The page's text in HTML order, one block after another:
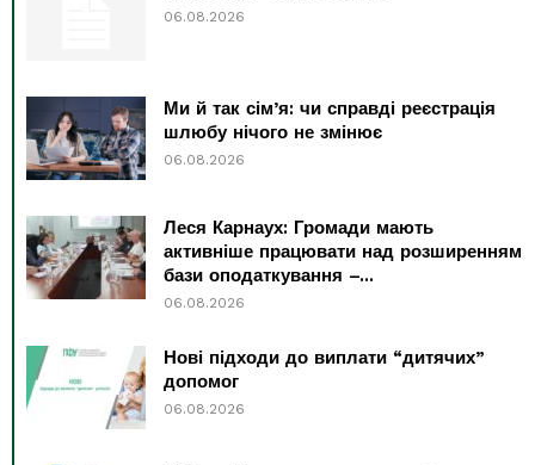
06.08.2026
Ми й так сім’я: чи справді реєстрація
шлюбу нічого не змінює
06.08.2026
Леся Карнаух: Громади мають
активніше працювати над розширенням
бази оподаткування –...
06.08.2026
Нові підходи до виплати “дитячих”
допомог
06.08.2026